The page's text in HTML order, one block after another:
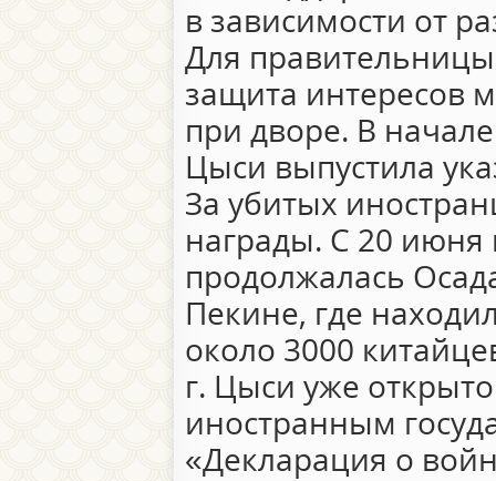
в зависимости от
Для
защита интересов
при дворе. В
Цыси выпустила
За убитых
награды. С 20 июня
продолжалась
Пекине, где
около 3000
г. Цыси уже
иностранным
«Декларация о